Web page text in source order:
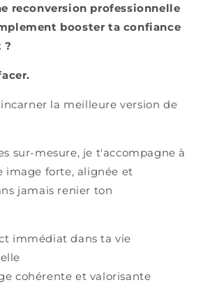
reconversion professionnelle
booster ta confiance
?
la meilleure version de
sur-mesure, je t'accompagne à
image forte, alignée et
jamais renier ton
immédiat dans ta vie
cohérente et valorisante